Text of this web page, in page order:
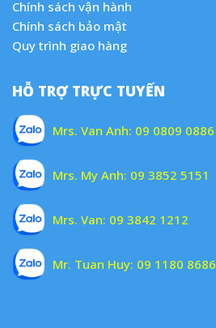
Chính sách vận hành
Chính sách bảo mật
Quy trình giao hàng
HỖ TRỢ TRỰC TUYẾN
Mrs. Van Anh: 09 0809 0886
Mrs. My Anh: 09 3852 5151
Mrs. Van: 09 3842 1212
Mr. Tuan Huy: 09 1180 8686